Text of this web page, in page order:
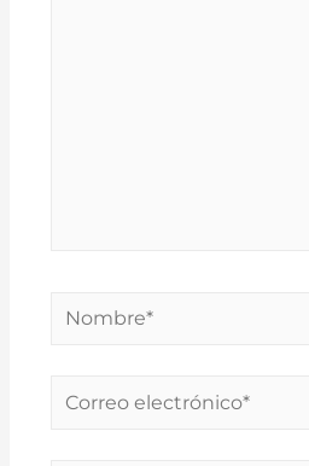
Nombre*
Correo